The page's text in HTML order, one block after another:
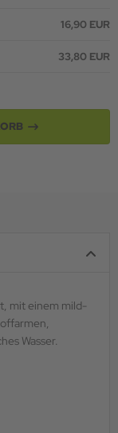
16,90 EUR
33,80 EUR
mit einem mild-
Wasser.